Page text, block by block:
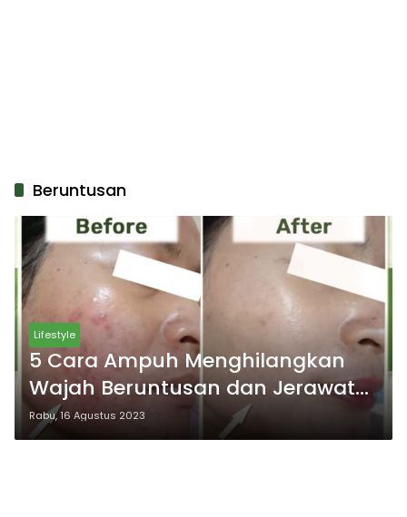
Beruntusan
Lifestyle
5 Cara Ampuh Menghilangkan
Wajah Beruntusan dan Jerawat
Pasir! Kulit Wajah Anda Akan
Kembali Mulus Seperti Bayi!
Rabu, 16 Agustus 2023